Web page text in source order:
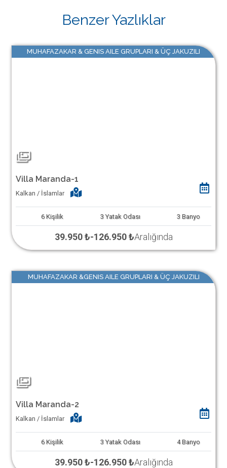
Benzer Yazlıklar
MUHAFAZAKAR & GENIS AILE GRUPLARI & ÜÇ JAKUZILI
Villa Maranda-1
Kalkan / İslamlar
6 Kişilik 3 Yatak Odası 3 Banyo
39.950 ₺-126.950 ₺Aralığında
MUHAFAZAKAR &GENIS AILE GRUPLARI & ÜÇ JAKUZILI
Villa Maranda-2
Kalkan / İslamlar
6 Kişilik 3 Yatak Odası 4 Banyo
39.950 ₺-126.950 ₺Aralığında